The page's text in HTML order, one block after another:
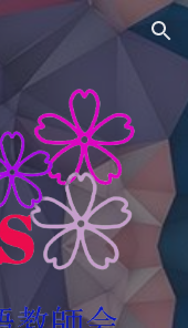
Skip to navigation